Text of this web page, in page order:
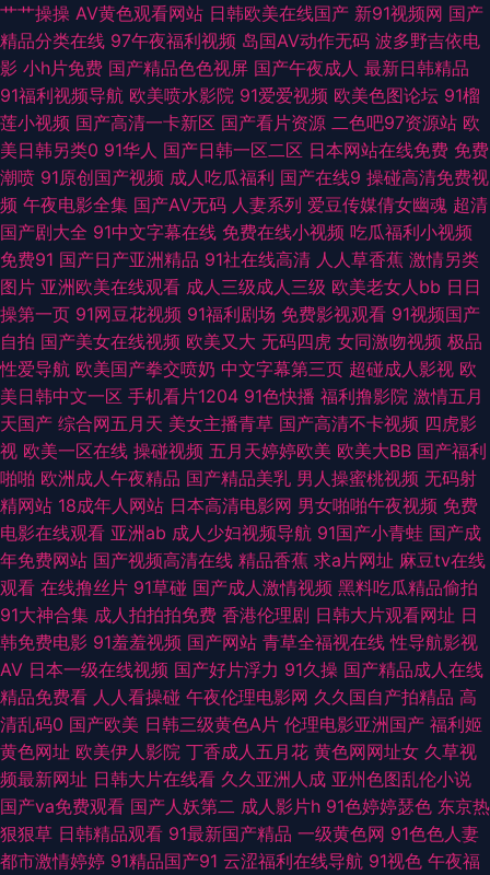
在线91免费 欧美∨a在线 97色色网 超碰国产片 五月丁香福利影院 91日日剧
网 海角操91 激情青青草 97成人剧场 黑丝在线1 色色综合站 91超碰色情
www在线91 国产精品良家 免费超碰 日韩三级在线观看 18视频网站 wwww
五月 国产成人综合网 老湿机福利院 97福利观看 午夜色色影院欧美 91免费视
屏大全 九一黄色仓库 五月花激情站 中日韩欧成人网址 91视频www 青青操
久操视频 亚洲男人影院 欧美性交1区2区 亚州三级片 91网页在线版 国产黑料
第一页 欧美AⅤ网 色色看片 91豆花在线看 操碰无码 韩国OK影院麻豆 欧美日
韩交配网 影音先锋亚洲色图 岛国黄色 麻豆毛片 天天干视频网 久久爱911 大
香蕉777西瓜 美女午夜影院 欧洲色狠狠 四虎影院无码 91破处免费看 黑丝喷
水 日本三级aaa 做爱片导航 成人网页入口 久草午夜免费精品 日韩毛片网址
自慰自拍 超碰aipapa 黄色电影黄址 少妇黑森林 91视频导航 成人微拍福利导
航 内射邻家少妇日韩 五月丁香成人网站 91九色泉州论坛 成人另类天堂 精品
一区在 人人干人人摸 91成人电影院 大香蕉AV大香蕉 老湿机成人网站 三极午
夜影院 91字幕中文视频 激情狠狠撸 探花福利极品 99大香蕉五月天 欧美性交
a 99超碰久 蜜臀TV69 日本一本本兔费区 涩涩五月天婷婷 午夜擼映画 91不
用下载观看 97AV婷婷 亚洲元码影记 免费人人操 91色色资源 久草福利资源ai
艹艹操操 AV黄色观看网站 日韩欧美在线国产 新91视频网 国产
精品分类在线 97午夜福利视频 岛国AV动作无码 波多野吉依电
影 小h片免费 国产精品色色视屏 国产午夜成人 最新日韩精品
91福利视频导航 欧美喷水影院 91爱爱视频 欧美色图论坛 91榴
莲小视频 国产高清一卡新区 国产看片资源 二色吧97资源站 欧
美日韩另类0 91华人 国产日韩一区二区 日本网站在线免费 免费
潮喷 91原创国产视频 成人吃瓜福利 国产在线9 操碰高清免费视
频 午夜电影全集 国产AV无码 人妻系列 爱豆传媒倩女幽魂 超清
国产剧大全 91中文字幕在线 免费在线小视频 吃瓜福利小视频
免费91 国产日产亚洲精品 91社在线高清 人人草香蕉 激情另类
图片 亚洲欧美在线观看 成人三级成人三级 欧美老女人bb 日日
操第一页 91网豆花视频 91福利剧场 免费影视观看 91视频国产
自拍 国产美女在线视频 欧美又大 无码四虎 女同激吻视频 极品
性爱导航 欧美国产拳交喷奶 中文字幕第三页 超碰成人影视 欧
美日韩中文一区 手机看片1204 91色快播 福利撸影院 激情五月
天国产 综合网五月天 美女主播青草 国产高清不卡视频 四虎影
视 欧美一区在线 操碰视频 五月天婷婷欧美 欧美大BB 国产福利
啪啪 欧洲成人午夜精品 国产精品美乳 男人操蜜桃视频 无码射
精网站 18成年人网站 日本高清电影网 男女啪啪午夜视频 免费
电影在线观看 亚洲ab 成人少妇视频导航 91国产小青蛙 国产成
年免费网站 国产视频高清在线 精品香蕉 求a片网址 麻豆tv在线
观看 在线撸丝片 91草碰 国产成人激情视频 黑料吃瓜精品偷拍
91大神合集 成人拍拍拍免费 香港伦理剧 日韩大片观看网址 日
韩免费电影 91羞羞视频 国产网站 青草全福视在线 性导航影视
AV 日本一级在线视频 国产好片浮力 91久操 国产精品成人在线
精品免费看 人人看操碰 午夜伦理电影网 久久国自产拍精品 高
清乱码0 国产欧美 日韩三级黄色A片 伦理电影亚洲国产 福利姬
黄色网址 欧美伊人影院 丁香成人五月花 黄色网网址女 久草视
频最新网址 日韩大片在线看 久久亚洲人成 亚州色图乱伦小说
国产va免费观看 国产人妖第二 成人影片h 91色婷婷瑟色 东京热
狠狠草 日韩精品观看 91最新国产精品 一级黄色网 91色色人妻
都市激情婷婷 91精品国产91 云涩福利在线导航 91视色 午夜福